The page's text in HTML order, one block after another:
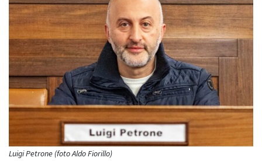
Luigi Petrone (foto Aldo Fiorillo)